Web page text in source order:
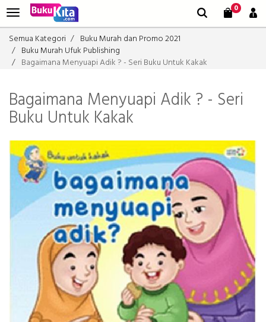
0
Semua Kategori
Buku Murah dan Promo 2021
Buku Murah Ufuk Publishing
Bagaimana Menyuapi Adik ? - Seri Buku Untuk Kakak
Bagaimana Menyuapi Adik ? - Seri
Buku Untuk Kakak